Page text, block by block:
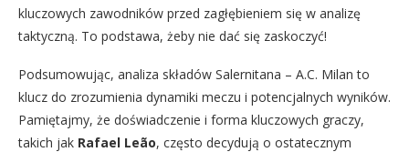
kluczowych zawodników przed zagłębieniem się w analizę
taktyczną. To podstawa, żeby nie dać się zaskoczyć!
Podsumowując, analiza składów Salernitana – A.C. Milan to
klucz do zrozumienia dynamiki meczu i potencjalnych wyników.
Pamiętajmy, że doświadczenie i forma kluczowych graczy,
takich jak Rafael Leão, często decydują o ostatecznym